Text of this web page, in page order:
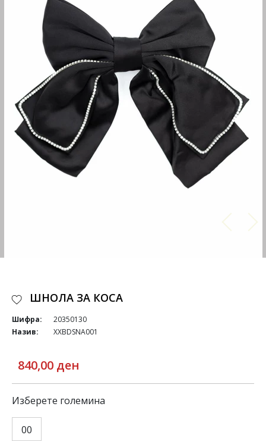
ШНОЛА ЗА КОСА
Шифра:
20350130
Назив:
XXBDSNA001
840,00 ден
Изберете големина
00